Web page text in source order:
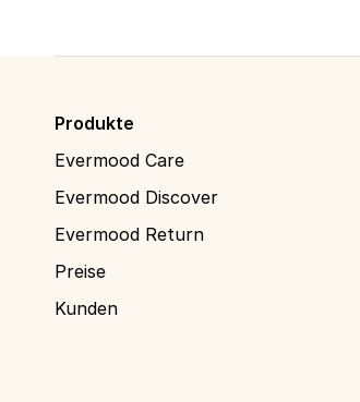
Produkte
Evermood Care
Evermood Discover
Evermood Return
Preise
Kunden